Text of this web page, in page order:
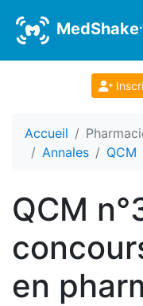
MedShake
Accueil
Annales
QCM
QCM
en